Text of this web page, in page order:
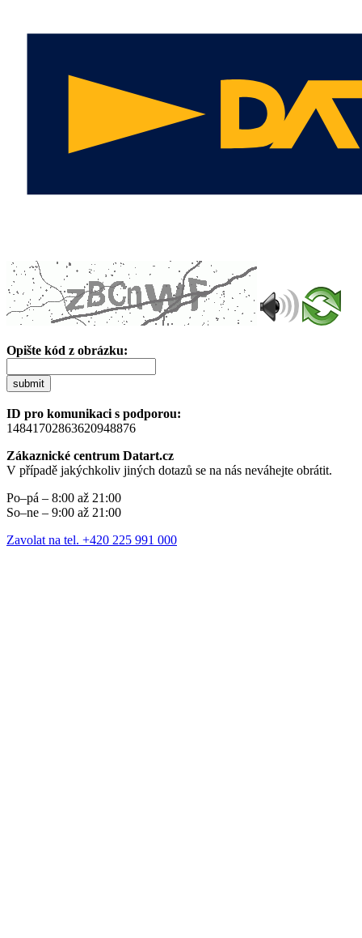
Opište kód z obrázku:
submit
ID pro komunikaci s podporou:
14841702863620948876
Zákaznické centrum Datart.cz
V případě jakýchkoliv jiných dotazů se na nás neváhejte obrátit.
Po–pá – 8:00 až 21:00
So–ne – 9:00 až 21:00
Zavolat na tel. +420 225 991 000